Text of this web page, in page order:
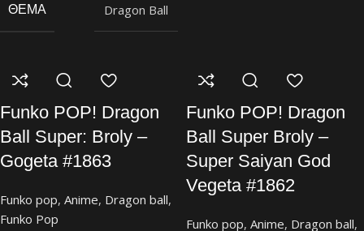
ΘΈΜΑ Dragon Ball
Funko POP! Dragon
Ball Super: Broly –
Gogeta #1863
Funko pop, Anime, Dragon ball,
Funko Pop
Funko POP! Dragon
Ball Super Broly –
Super Saiyan God
Vegeta #1862
Funko pop, Anime, Dragon ball,